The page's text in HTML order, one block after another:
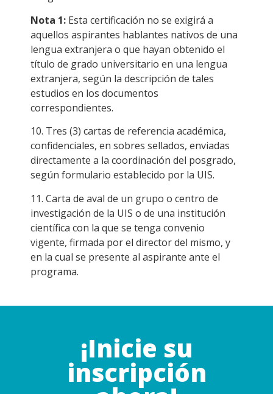
Nota 1: Esta certificación no se exigirá a
aquellos aspirantes hablantes nativos de una
lengua extranjera o que hayan obtenido el
título de grado universitario en una lengua
extranjera, según la descripción de tales
estudios en los documentos
correspondientes.
10. Tres (3) cartas de referencia académica,
confidenciales, en sobres sellados, enviadas
directamente a la coordinación del posgrado,
según formulario establecido por la UIS.
11. Carta de aval de un grupo o centro de
investigación de la UIS o de una institución
científica con la que se tenga convenio
vigente, firmada por el director del mismo, y
en la cual se presente al aspirante ante el
programa.
¡Inicie su
inscripción